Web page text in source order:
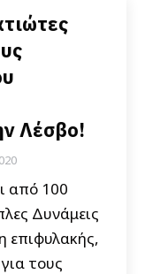
Λέσβο!
από 100
Δυνάμεις
επιφυλακής,
τους